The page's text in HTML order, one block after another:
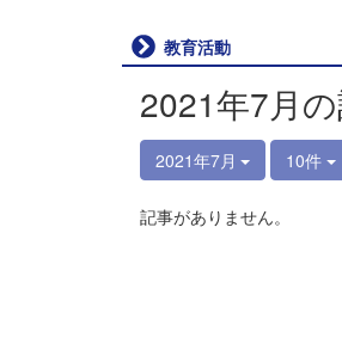
教育活動
2021年7月
2021年7月 10件
記事がありません。